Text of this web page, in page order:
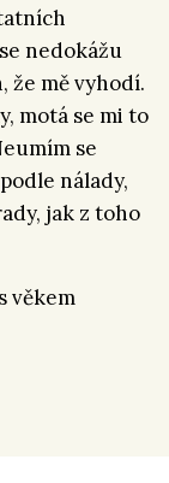
nedokážu
že mě vyhodí.
motá se mi to
se
nálady,
jak z toho
věkem